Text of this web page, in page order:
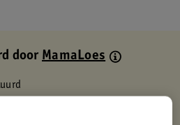
doorMamaLoes